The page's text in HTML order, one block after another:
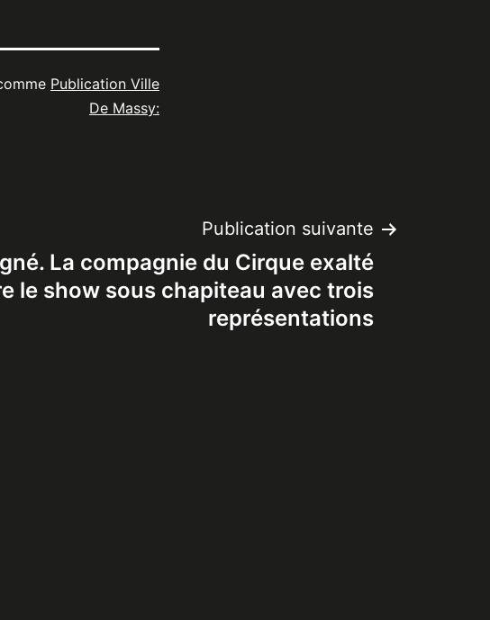
Publication Ville
De Massy:
Publication suivante
La compagnie du Cirque exalté
le show sous chapiteau avec trois
représentations